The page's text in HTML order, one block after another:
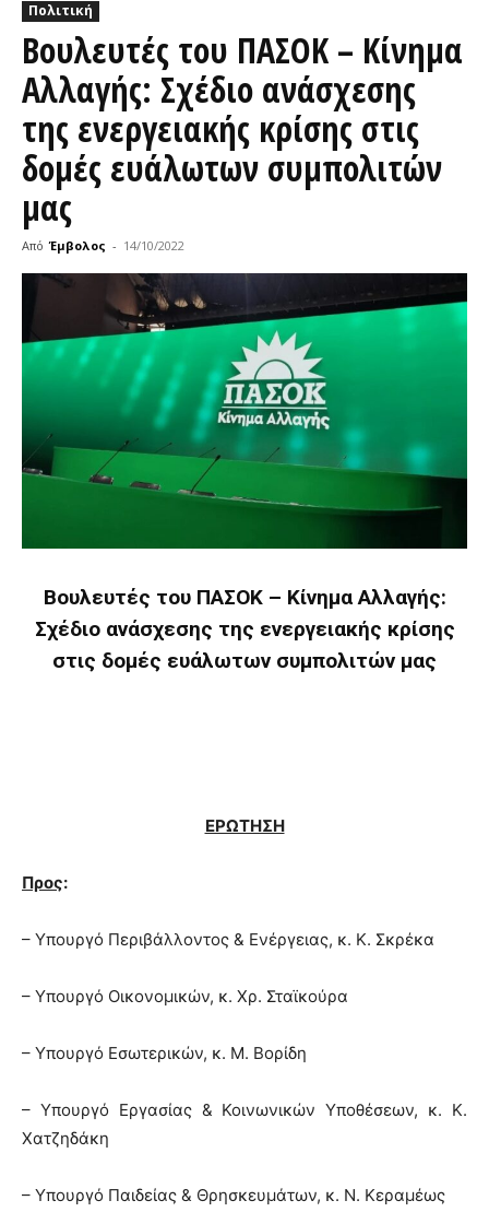
Πολιτική
Βουλευτές του ΠΑΣΟΚ – Κίνημα
Αλλαγής: Σχέδιο ανάσχεσης
της ενεργειακής κρίσης στις
δομές ευάλωτων συμπολιτών
μας
Από Έμβολος - 14/10/2022
Βουλευτές του ΠΑΣΟΚ – Κίνημα Αλλαγής:
Σχέδιο ανάσχεσης της ενεργειακής κρίσης
στις δομές ευάλωτων συμπολιτών μας
ΕΡΩΤΗΣΗ
Προς:
– Υπουργό Περιβάλλοντος & Ενέργειας, κ. Κ. Σκρέκα
– Υπουργό Οικονομικών, κ. Χρ. Σταϊκούρα
– Υπουργό Εσωτερικών, κ. Μ. Βορίδη
– Υπουργό Εργασίας & Κοινωνικών Υποθέσεων, κ. Κ.
Χατζηδάκη
– Υπουργό Παιδείας & Θρησκευμάτων, κ. Ν. Κεραμέως